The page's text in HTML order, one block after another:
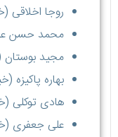
روجا اخلاقی
محمد حسن
مجید بوستان
بهاره پاکیزه
هادی توکلی
علی جعفری